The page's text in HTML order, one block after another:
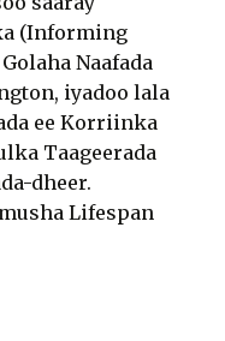
(Informing
Naafada
iyadoo lala
ee Korriinka
Taageerada
dheer.
Lifespan